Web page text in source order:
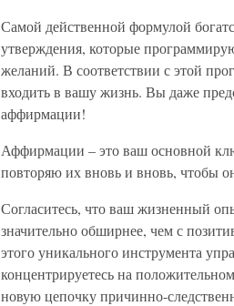
Самой действенной формулой
утверждения, которые
желаний. В соответствии с этой
входить в вашу жизнь. Вы даже
аффирмации!
Аффирмации – это ваш основной
повторяю их вновь и вновь, чтобы
Согласитесь, что ваш жизненный
значительно обширнее, чем с
этого уникального инструмента
концентрируетесь на
новую цепочку причинно-